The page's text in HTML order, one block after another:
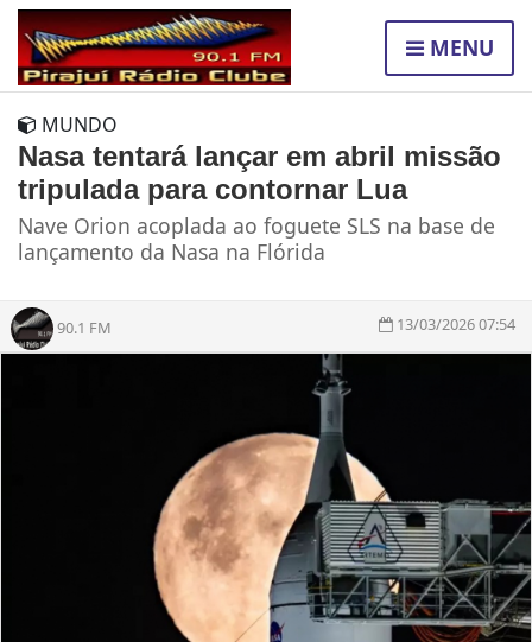
MENU
MUNDO
Nasa tentará lançar em abril missão
tripulada para contornar Lua
Nave Orion acoplada ao foguete SLS na base de
lançamento da Nasa na Flórida
90.1 FM 13/03/2026 07:54